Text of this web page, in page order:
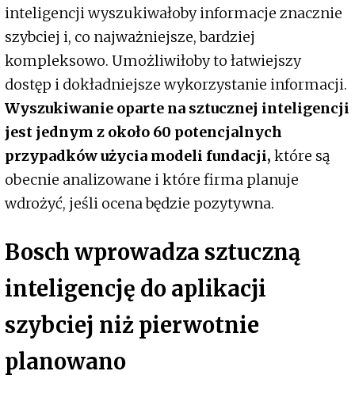
inteligencji wyszukiwałoby informacje znacznie
szybciej i, co najważniejsze, bardziej
kompleksowo. Umożliwiłoby to łatwiejszy
dostęp i dokładniejsze wykorzystanie informacji.
Wyszukiwanie oparte na sztucznej inteligencji
jest jednym z około 60 potencjalnych
przypadków użycia modeli fundacji, które są
obecnie analizowane i które firma planuje
wdrożyć, jeśli ocena będzie pozytywna.
Bosch wprowadza sztuczną
inteligencję do aplikacji
szybciej niż pierwotnie
planowano